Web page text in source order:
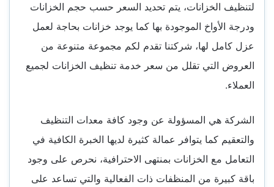
لتنظيف الخزانات، يتم تحديد السعر حسب حجم الخزانات
ودرجة الأواخ الموجودة بها كما يوجد خزانات بحاجة لعمل
عزل كامل لها، شركتنا تقدم لكم مجموعة متنوعة من
العروض التي تقلل من سعر خدمة تنظيف الخزانات لجميع
العملاء.
الشركة هي المسؤولة عن وجود كافة معدات التنظيف
والتعقيم كما يتوافر عمالة كثيرة لديها الخبرة الكافية في
التعامل مع الخزانات بمنتهى الاحترافية، نحرص على وجود
باقة كبيرة من المنظفات ذات الفعالية والتي تساعد على